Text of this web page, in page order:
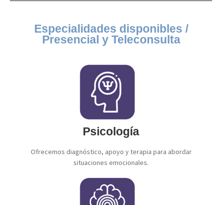
Especialidades disponibles /
Presencial y Teleconsulta
Psicología
Ofrecemos diagnóstico, apoyo y terapia para abordar
situaciones emocionales.